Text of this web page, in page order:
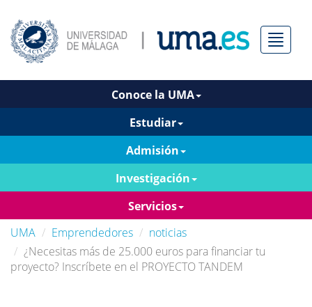
Menú
Conoce la UMA
Estudiar
Admisión
Investigación
Servicios
UMA
Emprendedores
noticias
¿Necesitas más de 25.000 euros para financiar tu
proyecto? Inscríbete en el PROYECTO TANDEM